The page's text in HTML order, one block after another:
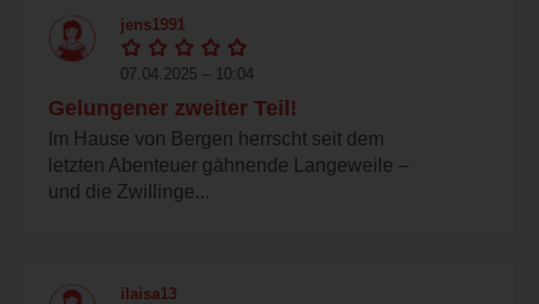
jens1991
07.04.2025 – 10:04
Gelungener zweiter Teil!
Im Hause von Bergen herrscht seit dem
letzten Abenteuer gähnende Langeweile –
und die Zwillinge...
ilaisa13